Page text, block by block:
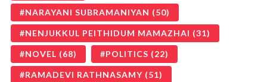
NARAYANI SUBRAMANIYAN (50)
NENJUKKUL PEITHIDUM MAMAZHAI (31)
NOVEL (68) POLITICS (22)
RAMADEVI RATHNASAMY (51)